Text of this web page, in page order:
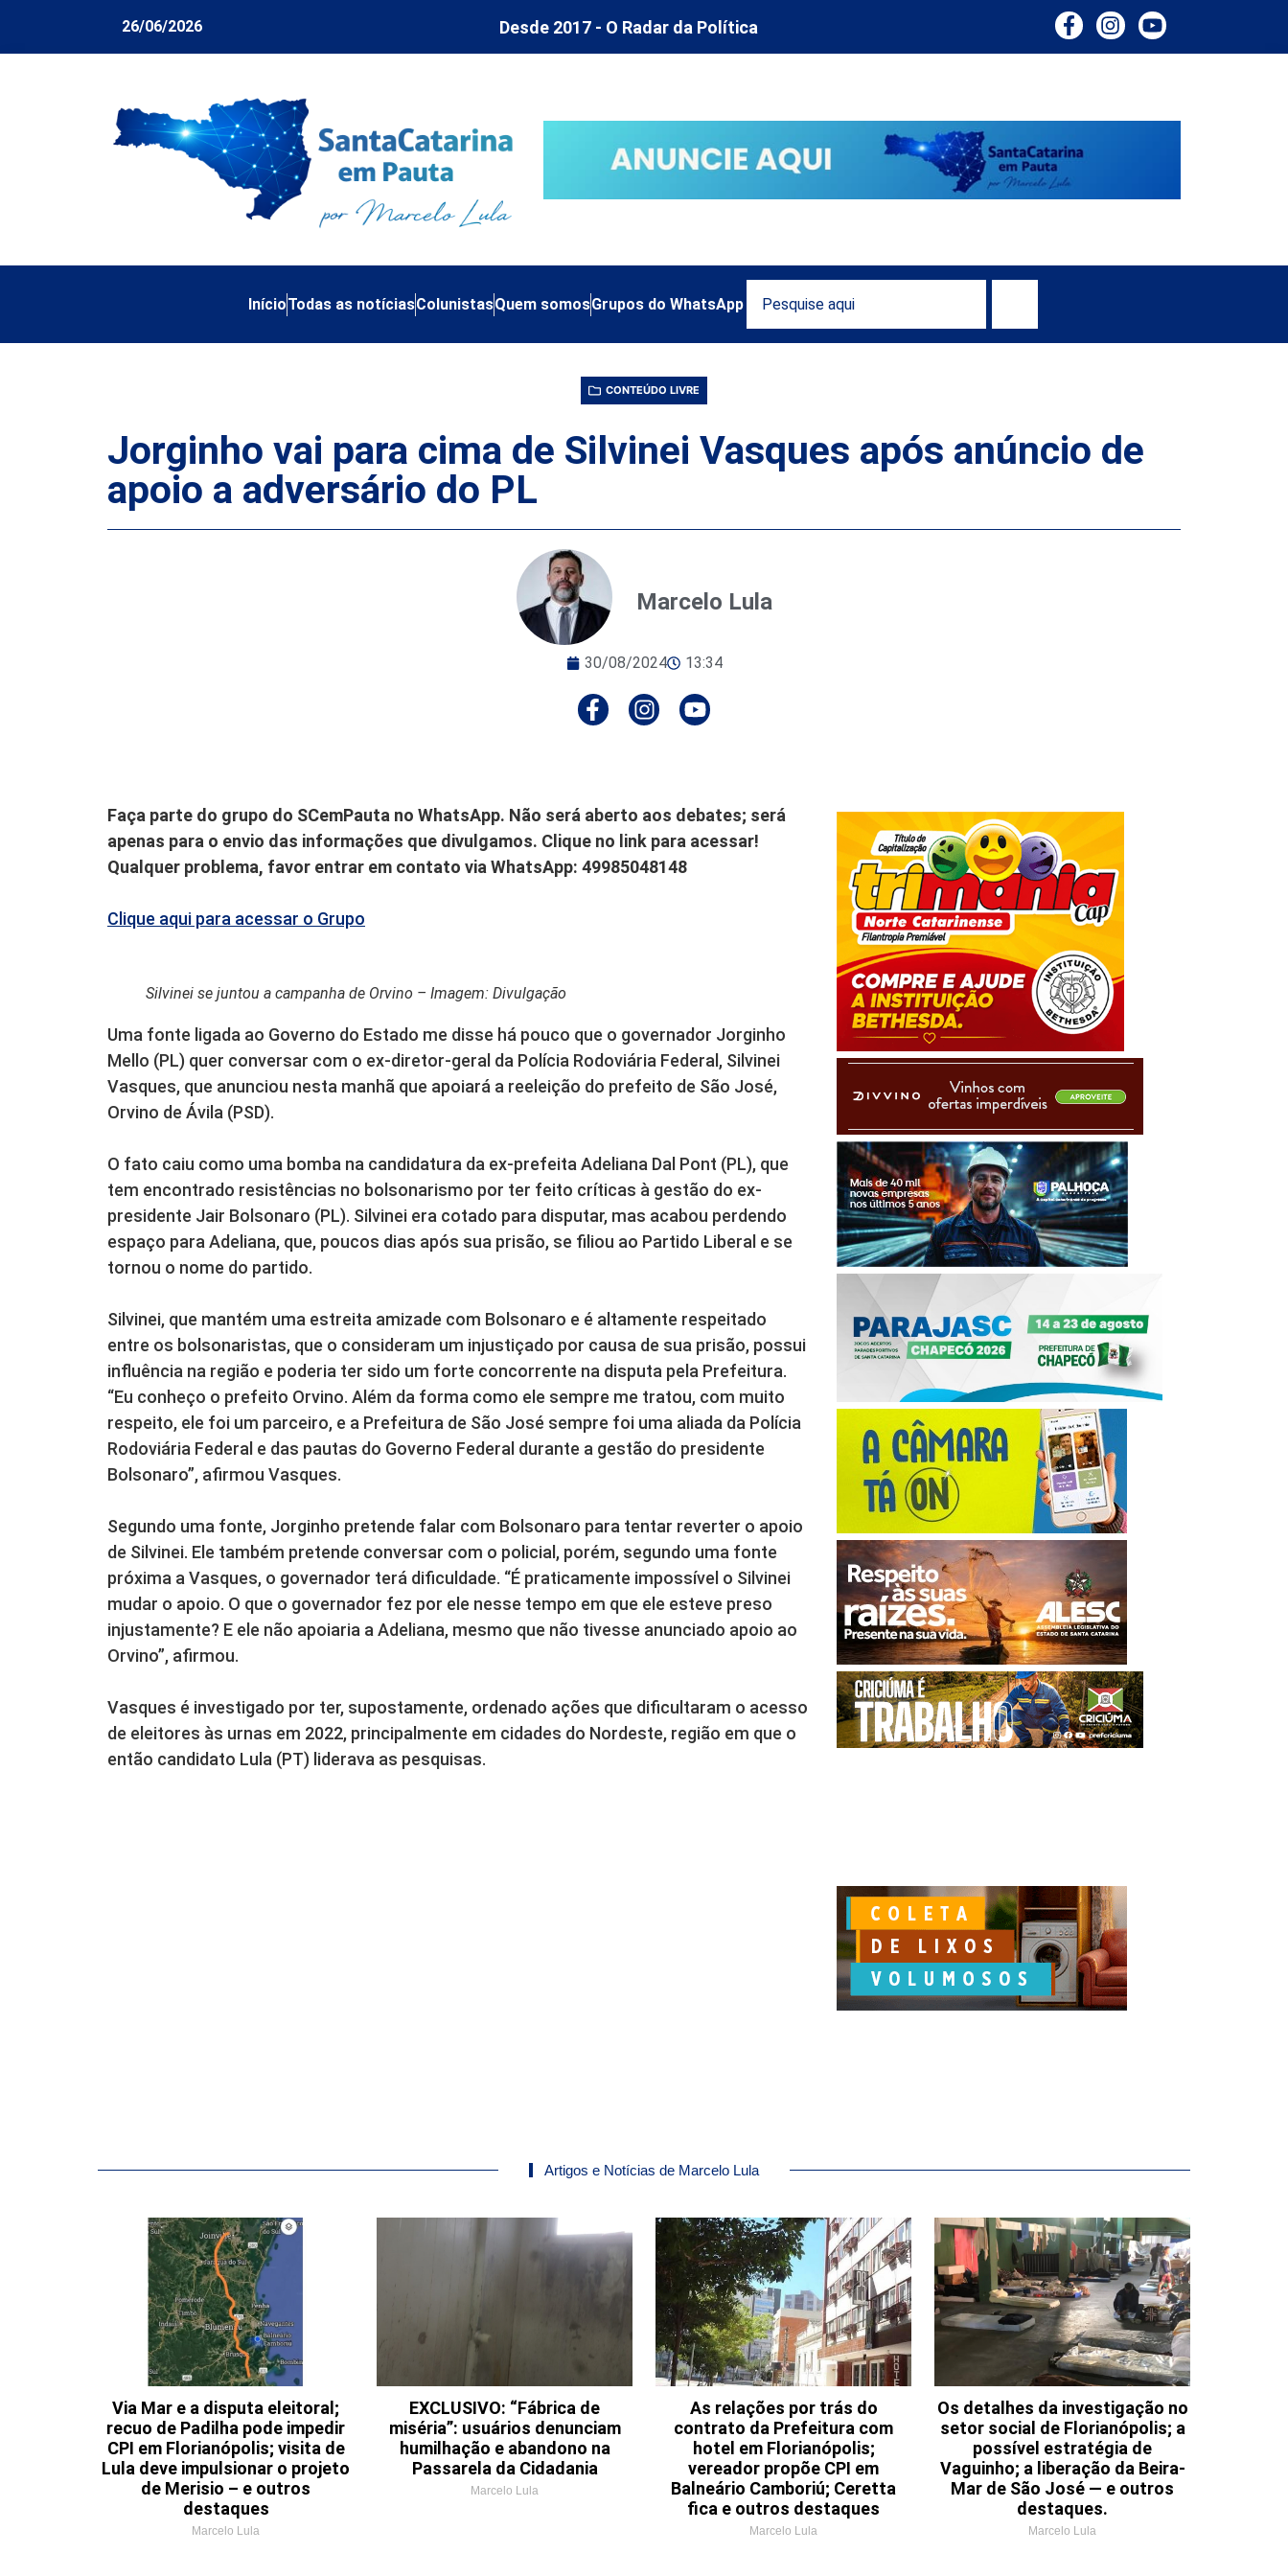
26/06/2026 Desde 2017 - O Radar da Política
InícioTodas as notíciasColunistasQuem somosGrupos do WhatsApp
CONTEÚDO LIVRE
Jorginho vai para cima de Silvinei Vasques após anúncio de
apoio a adversário do PL
Marcelo Lula
30/08/2024 13:34
Faça parte do grupo do SCemPauta no WhatsApp. Não será aberto aos debates; será
apenas para o envio das informações que divulgamos. Clique no link para acessar!
Qualquer problema, favor entrar em contato via WhatsApp: 49985048148
Clique aqui para acessar o Grupo
Silvinei se juntou a campanha de Orvino – Imagem: Divulgação
Uma fonte ligada ao Governo do Estado me disse há pouco que o governador Jorginho
Mello (PL) quer conversar com o ex-diretor-geral da Polícia Rodoviária Federal, Silvinei
Vasques, que anunciou nesta manhã que apoiará a reeleição do prefeito de São José,
Orvino de Ávila (PSD).
O fato caiu como uma bomba na candidatura da ex-prefeita Adeliana Dal Pont (PL), que
tem encontrado resistências no bolsonarismo por ter feito críticas à gestão do ex-
presidente Jair Bolsonaro (PL). Silvinei era cotado para disputar, mas acabou perdendo
espaço para Adeliana, que, poucos dias após sua prisão, se filiou ao Partido Liberal e se
tornou o nome do partido.
Silvinei, que mantém uma estreita amizade com Bolsonaro e é altamente respeitado
entre os bolsonaristas, que o consideram um injustiçado por causa de sua prisão, possui
influência na região e poderia ter sido um forte concorrente na disputa pela Prefeitura.
“Eu conheço o prefeito Orvino. Além da forma como ele sempre me tratou, com muito
respeito, ele foi um parceiro, e a Prefeitura de São José sempre foi uma aliada da Polícia
Rodoviária Federal e das pautas do Governo Federal durante a gestão do presidente
Bolsonaro”, afirmou Vasques.
Segundo uma fonte, Jorginho pretende falar com Bolsonaro para tentar reverter o apoio
de Silvinei. Ele também pretende conversar com o policial, porém, segundo uma fonte
próxima a Vasques, o governador terá dificuldade. “É praticamente impossível o Silvinei
mudar o apoio. O que o governador fez por ele nesse tempo em que ele esteve preso
injustamente? E ele não apoiaria a Adeliana, mesmo que não tivesse anunciado apoio ao
Orvino”, afirmou.
Vasques é investigado por ter, supostamente, ordenado ações que dificultaram o acesso
de eleitores às urnas em 2022, principalmente em cidades do Nordeste, região em que o
então candidato Lula (PT) liderava as pesquisas.
Artigos e Notícias de Marcelo Lula
Via Mar e a disputa eleitoral;
recuo de Padilha pode impedir
CPI em Florianópolis; visita de
Lula deve impulsionar o projeto
de Merisio – e outros
destaques
Marcelo Lula
EXCLUSIVO: “Fábrica de
miséria”: usuários denunciam
humilhação e abandono na
Passarela da Cidadania
Marcelo Lula
As relações por trás do
contrato da Prefeitura com
hotel em Florianópolis;
vereador propõe CPI em
Balneário Camboriú; Ceretta
fica e outros destaques
Marcelo Lula
Os detalhes da investigação no
setor social de Florianópolis; a
possível estratégia de
Vaguinho; a liberação da Beira-
Mar de São José — e outros
destaques.
Marcelo Lula